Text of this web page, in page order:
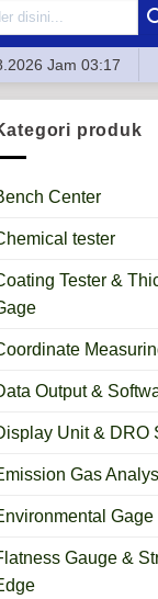
Jam 03:17
produk
Center
tester
Tester &
Output &
Unit & DRO
Gas
Gage
Gauge &